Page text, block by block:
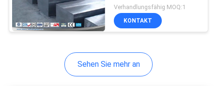
1,2311 1,2312 SP300
SP350
Verhandlungsfähig MOQ:1
KONTAKT
Sehen Sie mehr an